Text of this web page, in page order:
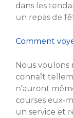
dans les
un repas de
Comment
Nous voulons
connaît
n’auront
courses eux-
un service et